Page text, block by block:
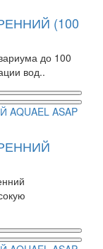
(100
до 100
вод..